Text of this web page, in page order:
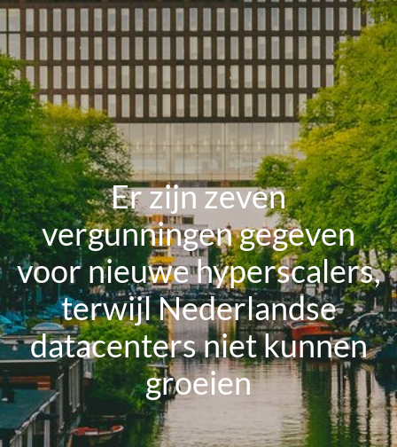
Er zijn zeven
vergunningen gegeven
voor nieuwe hyperscalers,
terwijl Nederlandse
datacenters niet kunnen
groeien